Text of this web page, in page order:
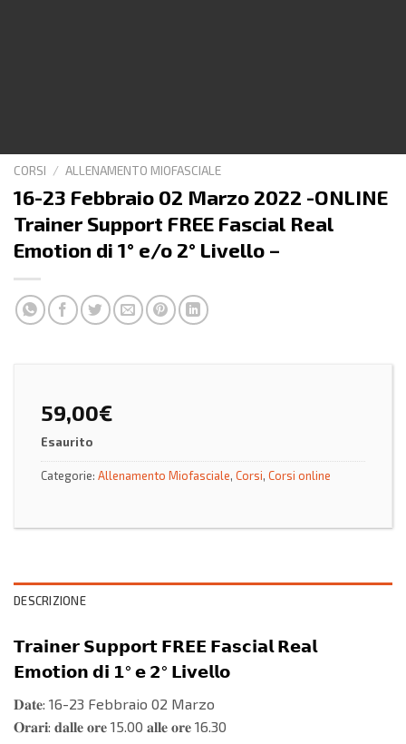
CORSI / ALLENAMENTO MIOFASCIALE
16-23 Febbraio 02 Marzo 2022 -ONLINE
Trainer Support FREE Fascial Real
Emotion di 1° e/o 2° Livello –
59,00€
Esaurito
Categorie: Allenamento Miofasciale, Corsi, Corsi online
DESCRIZIONE
𝗧𝗿𝗮𝗶𝗻𝗲𝗿 𝗦𝘂𝗽𝗽𝗼𝗿𝘁 𝗙𝗥𝗘𝗘 𝗙𝗮𝘀𝗰𝗶𝗮𝗹 𝗥𝗲𝗮𝗹
𝗘𝗺𝗼𝘁𝗶𝗼𝗻 𝗱𝗶 𝟭° 𝗲 𝟮° 𝗟𝗶𝘃𝗲𝗹𝗹𝗼
𝐃𝐚𝐭𝐞: 16-23 Febbraio 02 Marzo
𝐎𝐫𝐚𝐫𝐢: 𝐝𝐚𝐥𝐥𝐞 𝐨𝐫𝐞 15.00 𝐚𝐥𝐥𝐞 𝐨𝐫𝐞 16.30